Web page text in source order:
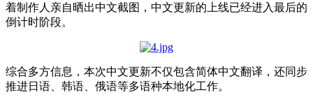
着制作人亲自晒出中文截图，中文更新的上线已经进入最后的
倒计时阶段。
综合多方信息，本次中文更新不仅包含简体中文翻译，还同步
推进日语、韩语、俄语等多语种本地化工作。